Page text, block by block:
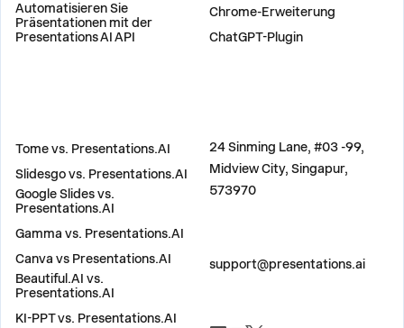
Automatisieren Sie
Präsentationen mit der
Presentations AI API
Chrome-Erweiterung
ChatGPT-Plugin
Tome vs. Presentations.AI
Slidesgo vs. Presentations.AI
Google Slides vs.
Presentations.AI
Gamma vs. Presentations.AI
Canva vs Presentations.AI
Beautiful.AI vs.
Presentations.AI
KI-PPT vs. Presentations.AI
24 Sinming Lane, #03 -99,
Midview City, Singapur,
573970
support@presentations.ai